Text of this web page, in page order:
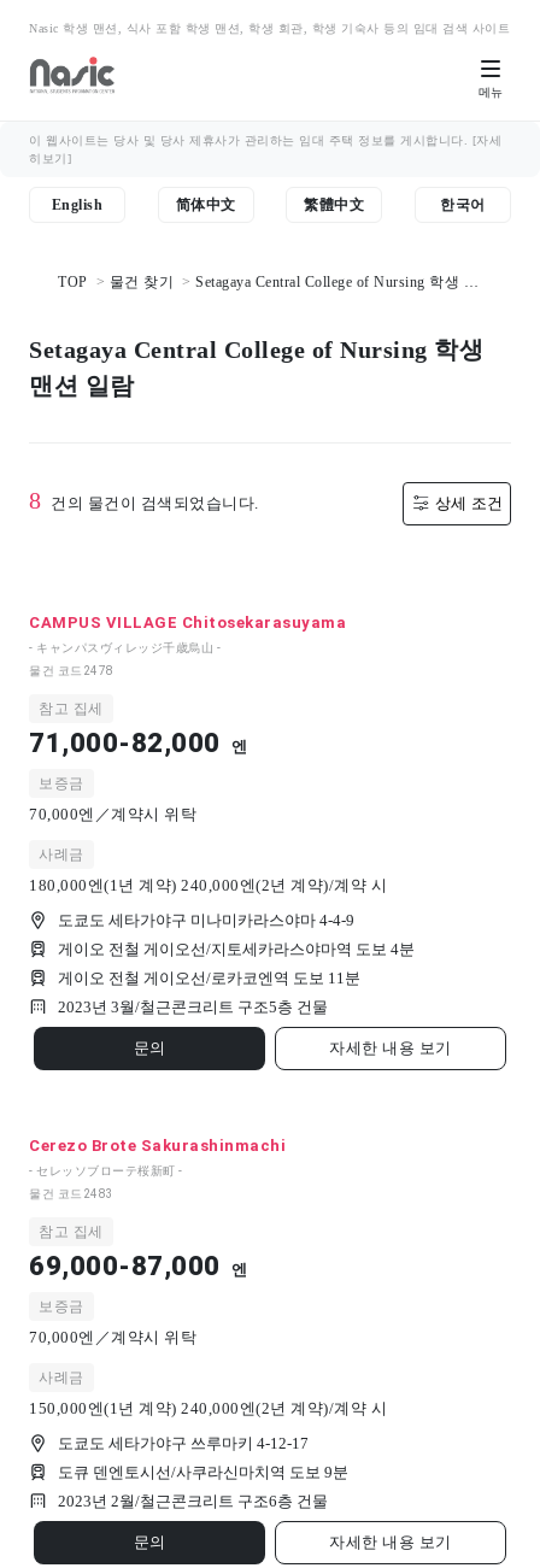
Nasic 학생 맨션, 식사 포함 학생 맨션, 학생 회관, 학생 기숙사 등의 임대 검색 사이트
메뉴
이 웹사이트는 당사 및 당사 제휴사가 관리하는 임대 주택 정보를 게시합니다. [자세
히보기]
English 简体中文 繁體中文 한국어
TOP 물건 찾기
Setagaya Central College of Nursing 학생 맨
Setagaya Central College of Nursing 학생
맨션 일람
8 건의 물건이 검색되었습니다. 상세 조건
CAMPUS VILLAGE Chitosekarasuyama
- キャンパスヴィレッジ千歳烏山 -
물건 코드 2478
참고 집세
71,000-82,000 엔
보증금
70,000엔／계약시 위탁
사례금
180,000엔(1년 계약) 240,000엔(2년 계약)/계약 시
도쿄도 세타가야구 미나미카라스야마 4-4-9
게이오 전철 게이오선/지토세카라스야마역 도보 4분
게이오 전철 게이오선/로카코엔역 도보 11분
2023년 3월/철근콘크리트 구조5층 건물
문의 자세한 내용 보기
Cerezo Brote Sakurashinmachi
- セレッソブローテ桜新町 -
물건 코드 2483
참고 집세
69,000-87,000 엔
보증금
70,000엔／계약시 위탁
사례금
150,000엔(1년 계약) 240,000엔(2년 계약)/계약 시
도쿄도 세타가야구 쓰루마키 4-12-17
도큐 덴엔토시선/사쿠라신마치역 도보 9분
2023년 2월/철근콘크리트 구조6층 건물
문의 자세한 내용 보기